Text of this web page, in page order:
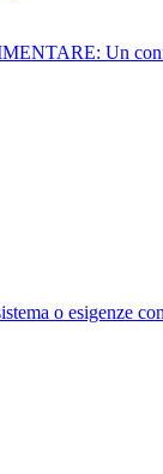
Un
o esigenze